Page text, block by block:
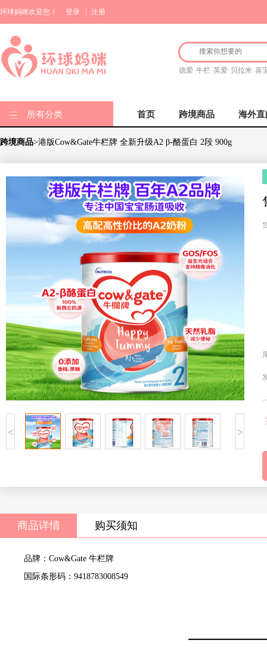
环球妈咪欢迎您！ 登录 注册
德爱 牛栏 英爱 贝拉米 喜
所有分类 首页 跨境商品 海外直
跨境商品>港版Cow&Gate牛栏牌 全新升级A2 β-酪蛋白 2段 900g
< >
商品详情 购买须知
品牌：Cow&Gate 牛栏牌
国际条形码：9418783008549